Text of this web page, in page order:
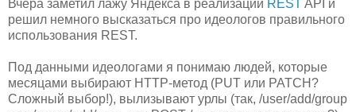
Вчера заметил лажу Яндекса в реализации RESTAPI и
решил немного высказаться про идеологов правильного
использования REST.
Под данными идеологами я понимаю людей, которые
месяцами выбирают HTTP-метод (PUT или PATCH?
Сложный выбор!), вылизывают урлы (так, /user/add/group